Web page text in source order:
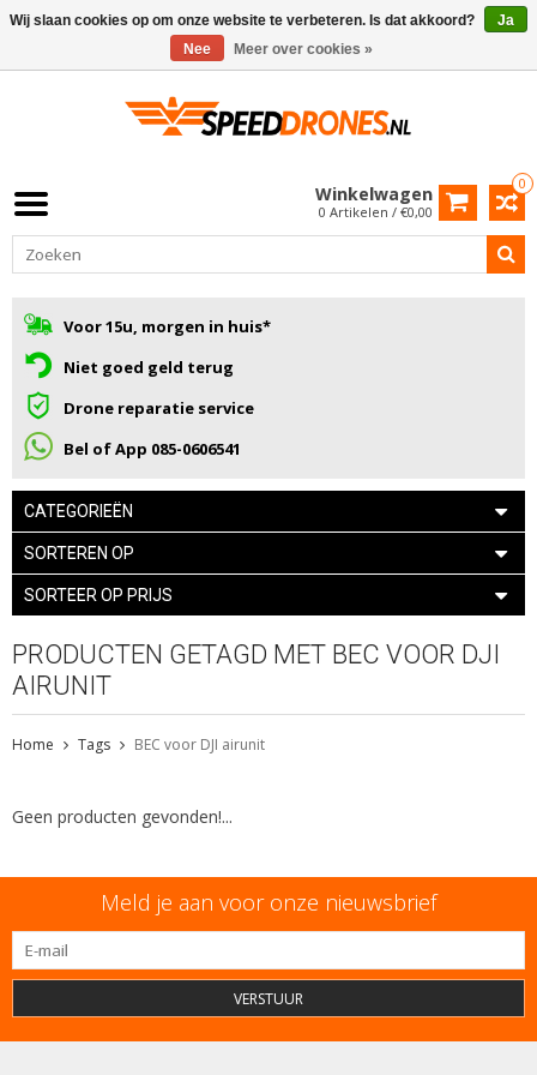
0
Winkelwagen
0 Artikelen / €0,00
Voor 15u, morgen in huis*
Niet goed geld terug
Drone reparatie service
Bel of App 085-0606541
CATEGORIEËN
SORTEREN OP
SORTEER OP PRIJS
PRODUCTEN GETAGD MET BEC VOOR DJI
AIRUNIT
Home Tags BEC voor DJI airunit
Geen producten gevonden!...
Meld je aan voor onze nieuwsbrief
VERSTUUR
Wij slaan cookies op om onze website te verbeteren. Is dat akkoord?
Ja
Nee
Meer over cookies »